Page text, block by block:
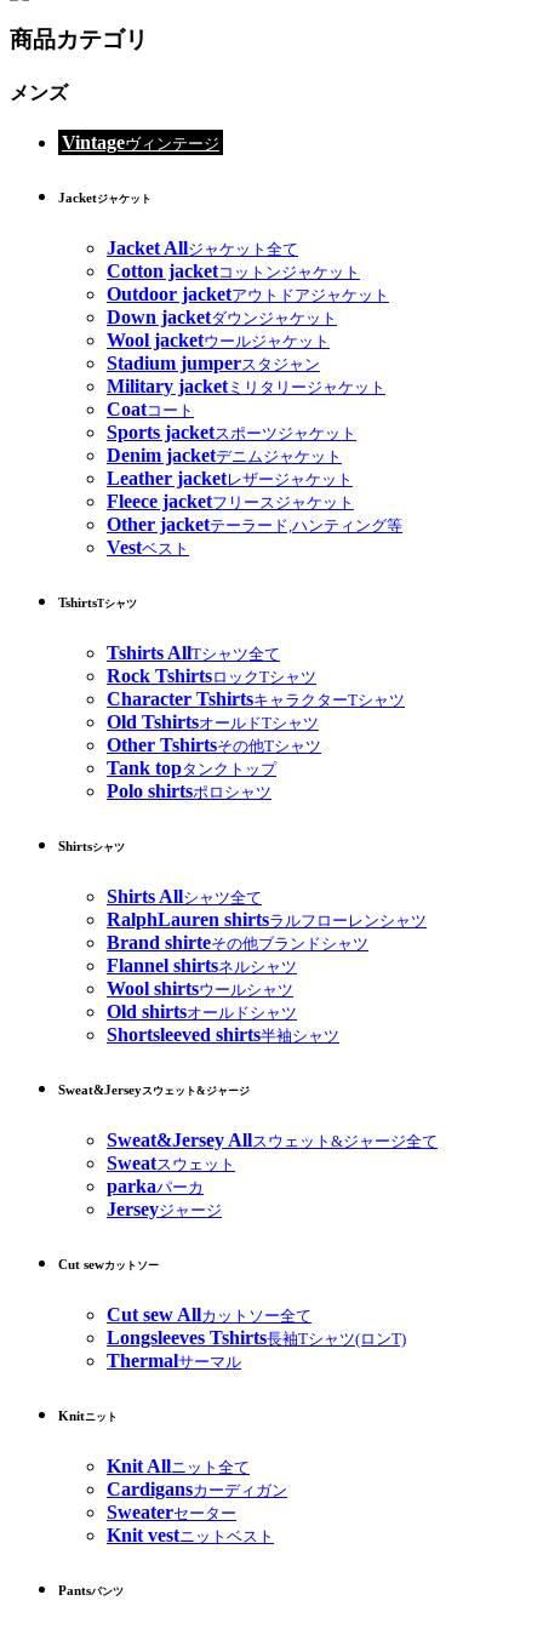
商品カテゴリ
メンズ
Vintageヴィンテージ
Jacketジャケット
Jacket Allジャケット全て
Cotton jacketコットンジャケット
Outdoor jacketアウトドアジャケット
Down jacketダウンジャケット
Wool jacketウールジャケット
Stadium jumperスタジャン
Military jacketミリタリージャケット
Coatコート
Sports jacketスポーツジャケット
Denim jacketデニムジャケット
Leather jacketレザージャケット
Fleece jacketフリースジャケット
Other jacketテーラード,ハンティング等
Vestベスト
TshirtsTシャツ
Tshirts AllTシャツ全て
Rock TshirtsロックTシャツ
Character TshirtsキャラクターTシャツ
Old TshirtsオールドTシャツ
Other Tshirtsその他Tシャツ
Tank topタンクトップ
Polo shirtsポロシャツ
Shirtsシャツ
Shirts Allシャツ全て
RalphLauren shirtsラルフローレンシャツ
Brand shirteその他ブランドシャツ
Flannel shirtsネルシャツ
Wool shirtsウールシャツ
Old shirtsオールドシャツ
Shortsleeved shirts半袖シャツ
Sweat&Jerseyスウェット&ジャージ
Sweat&Jersey Allスウェット&ジャージ全て
Sweatスウェット
parkaパーカ
Jerseyジャージ
Cut sewカットソー
Cut sew Allカットソー全て
Longsleeves Tshirts長袖Tシャツ(ロンT)
Thermalサーマル
Knitニット
Knit Allニット全て
Cardigansカーディガン
Sweaterセーター
Knit vestニットベスト
Pantsパンツ